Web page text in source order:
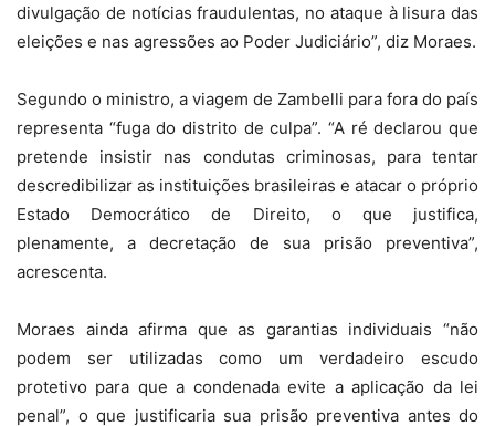
divulgação de notícias fraudulentas, no ataque à lisura das
eleições e nas agressões ao Poder Judiciário”, diz Moraes.
Segundo o ministro, a viagem de Zambelli para fora do país
representa “fuga do distrito de culpa”. “A ré declarou que
pretende insistir nas condutas criminosas, para tentar
descredibilizar as instituições brasileiras e atacar o próprio
Estado Democrático de Direito, o que justifica,
plenamente, a decretação de sua prisão preventiva”,
acrescenta.
Moraes ainda afirma que as garantias individuais “não
podem ser utilizadas como um verdadeiro escudo
protetivo para que a condenada evite a aplicação da lei
penal”, o que justificaria sua prisão preventiva antes do